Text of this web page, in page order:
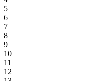
5
6
7
8
9
10
11
12